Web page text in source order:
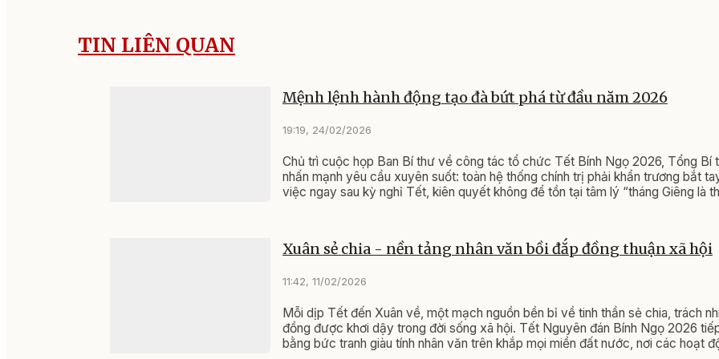
TIN LIÊN QUAN
Mệnh lệnh hành động tạo đà bứt phá từ đầu năm 2026
19:19, 24/02/2026
Chủ trì cuộc họp Ban Bí thư về công tác tổ chức Tết Bính Ngọ 2026, Tổng Bí
nhấn mạnh yêu cầu xuyên suốt: toàn hệ thống chính trị phải khẩn trương bắt
việc ngay sau kỳ nghỉ Tết, kiên quyết không để tồn tại tâm lý “tháng Giêng là
Xuân sẻ chia - nền tảng nhân văn bồi đắp đồng thuận xã hội
11:42, 11/02/2026
Mỗi dịp Tết đến Xuân về, một mạch nguồn bền bỉ về tinh thần sẻ chia, trách
đồng được khơi dậy trong đời sống xã hội. Tết Nguyên đán Bính Ngọ 2026
bằng bức tranh giàu tính nhân văn trên khắp mọi miền đất nước, nơi các hoạt